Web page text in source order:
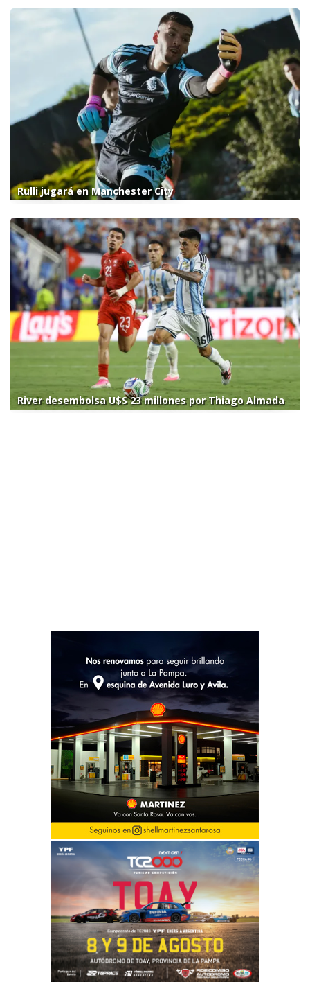
Rulli jugará en Manchester City
River desembolsa U$S 23 millones por Thiago Almada